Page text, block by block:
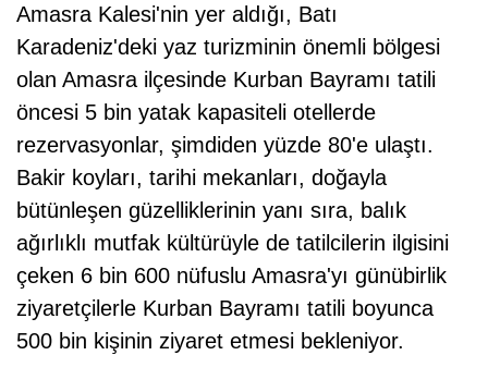
Amasra Kalesi'nin yer aldığı, Batı
Karadeniz'deki yaz turizminin önemli bölgesi
olan Amasra ilçesinde Kurban Bayramı tatili
öncesi 5 bin yatak kapasiteli otellerde
rezervasyonlar, şimdiden yüzde 80'e ulaştı.
Bakir koyları, tarihi mekanları, doğayla
bütünleşen güzelliklerinin yanı sıra, balık
ağırlıklı mutfak kültürüyle de tatilcilerin ilgisini
çeken 6 bin 600 nüfuslu Amasra'yı günübirlik
ziyaretçilerle Kurban Bayramı tatili boyunca
500 bin kişinin ziyaret etmesi bekleniyor.